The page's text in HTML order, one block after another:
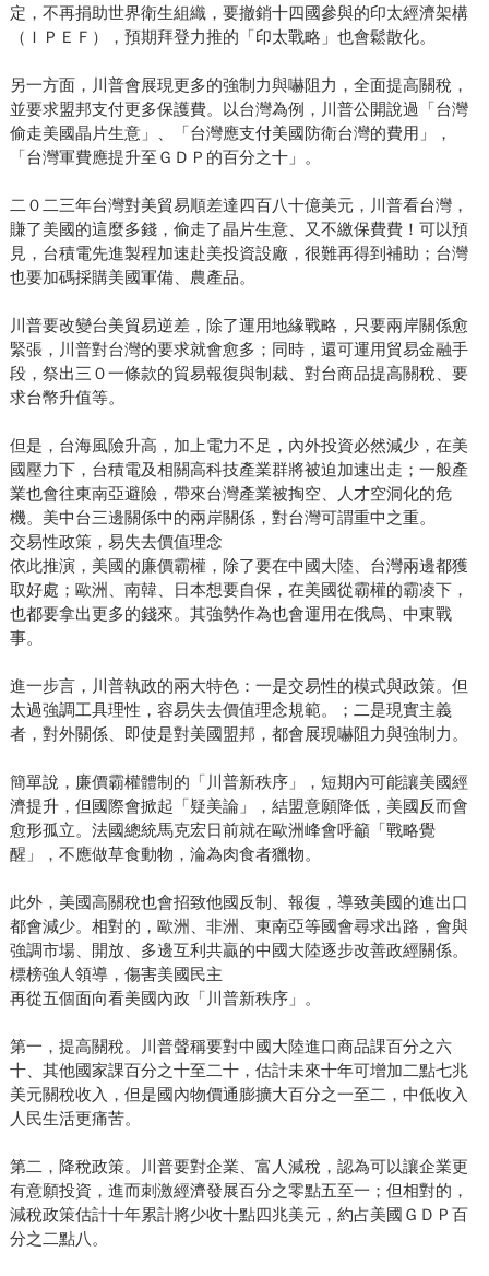
定，不再捐助世界衛生組織，要撤銷十四國參與的印太經濟架構
（ＩＰＥＦ），預期拜登力推的「印太戰略」也會鬆散化。
另一方面，川普會展現更多的強制力與嚇阻力，全面提高關稅，
並要求盟邦支付更多保護費。以台灣為例，川普公開說過「台灣
偷走美國晶片生意」、「台灣應支付美國防衛台灣的費用」，
「台灣軍費應提升至ＧＤＰ的百分之十」。
二０二三年台灣對美貿易順差達四百八十億美元，川普看台灣，
賺了美國的這麼多錢，偷走了晶片生意、又不繳保費費！可以預
見，台積電先進製程加速赴美投資設廠，很難再得到補助；台灣
也要加碼採購美國軍備、農產品。
川普要改變台美貿易逆差，除了運用地緣戰略，只要兩岸關係愈
緊張，川普對台灣的要求就會愈多；同時，還可運用貿易金融手
段，祭出三０一條款的貿易報復與制裁、對台商品提高關稅、要
求台幣升值等。
但是，台海風險升高，加上電力不足，內外投資必然減少，在美
國壓力下，台積電及相關高科技產業群將被迫加速出走；一般產
業也會往東南亞避險，帶來台灣產業被掏空、人才空洞化的危
機。美中台三邊關係中的兩岸關係，對台灣可謂重中之重。
交易性政策，易失去價值理念
依此推演，美國的廉價霸權，除了要在中國大陸、台灣兩邊都獲
取好處；歐洲、南韓、日本想要自保，在美國從霸權的霸凌下，
也都要拿出更多的錢來。其強勢作為也會運用在俄烏、中東戰
事。
進一步言，川普執政的兩大特色：一是交易性的模式與政策。但
太過強調工具理性，容易失去價值理念規範。；二是現實主義
者，對外關係、即使是對美國盟邦，都會展現嚇阻力與強制力。
簡單說，廉價霸權體制的「川普新秩序」，短期內可能讓美國經
濟提升，但國際會掀起「疑美論」，結盟意願降低，美國反而會
愈形孤立。法國總統馬克宏日前就在歐洲峰會呼籲「戰略覺
醒」，不應做草食動物，淪為肉食者獵物。
此外，美國高關稅也會招致他國反制、報復，導致美國的進出口
都會減少。相對的，歐洲、非洲、東南亞等國會尋求出路，會與
強調市場、開放、多邊互利共贏的中國大陸逐步改善政經關係。
標榜強人領導，傷害美國民主
再從五個面向看美國內政「川普新秩序」。
第一，提高關稅。川普聲稱要對中國大陸進口商品課百分之六
十、其他國家課百分之十至二十，估計未來十年可增加二點七兆
美元關稅收入，但是國內物價通膨擴大百分之一至二，中低收入
人民生活更痛苦。
第二，降稅政策。川普要對企業、富人減稅，認為可以讓企業更
有意願投資，進而刺激經濟發展百分之零點五至一；但相對的，
減稅政策估計十年累計將少收十點四兆美元，約占美國ＧＤＰ百
分之二點八。